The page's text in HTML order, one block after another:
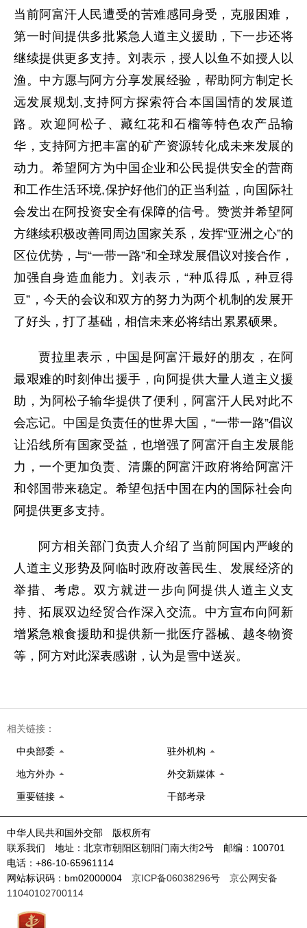
当前阿富汗人民遭受的苦难感同身受，克服困难，
第一时间提供多批紧急人道主义援助，下一步还将
继续提供更多支持。刘表示，授人以鱼不如授人以
渔。中方愿与阿方分享发展经验，帮助阿方制定长
远发展规划,支持阿方探索符合本国国情的发展道
路。欢迎阿松子、藏红花和石榴等特色农产品输
华，支持阿方把丰富的矿产资源转化成未来发展的
动力。希望阿方为中国企业和公民提供安全的营商
和工作生活环境,保护好他们的正当利益，向国际社
会发出在阿投资安全有保障的信号。赞赏并希望阿
方继续积极改善同周边国家关系，发挥“亚洲之心”的
区位优势，与“一带一路”和全球发展倡议对接合作，
加强自身造血能力。刘表示，“种瓜得瓜，种豆得
豆”，今天的会议和双方的努力为两个机制的发展开
了好头，打了基础，相信未来必将结出累累硕果。
贾拉里表示，中国是阿富汗最好的朋友，在阿
最艰难的时刻伸出援手，向阿提供大量人道主义援
助，为阿松子输华提供了便利，阿富汗人民对此不
会忘记。中国是负责任的世界大国，“一带一路”倡议
让沿线所有国家受益，也增强了阿富汗自主发展能
力，一个更加负责、清廉的阿富汗政府将给阿富汗
和邻国带来稳定。希望包括中国在内的国际社会向
阿提供更多支持。
阿方相关部门负责人介绍了当前阿国内严峻的
人道主义形势及阿临时政府改善民生、发展经济的
举措、考虑。双方就进一步向阿提供人道主义支
持、拓展双边经贸合作深入交流。中方宣布向阿新
增紧急粮食援助和提供新一批医疗器械、越冬物资
等，阿方对此深表感谢，认为是雪中送炭。
相关链接：
中央部委 驻外机构
地方外办 外交新媒体
重要链接 干部考录
中华人民共和国外交部 版权所有
联系我们 地址：北京市朝阳区朝阳门南大街2号 邮编：100701
电话：+86-10-65961114
网站标识码：bm02000004 京ICP备06038296号
京公网安备
11040102700114